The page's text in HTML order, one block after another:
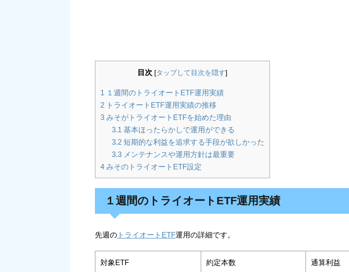
目次 [タップして目次を隠す]
1 １週間のトライオートETF運用実績
2 トライオートETF運用実績の推移
3 みそがトライオートETFを始めた理由
3.1 基本ほったらかしで運用ができる
3.2短期的な利益を追求する手段が欲しかった
3.3メンテナンスや運用方針は最重要
4 みそのトライオートETF設定
１週間のトライオートETF運用実績
先週の トライオートETF運用の詳細です。
対象ETF 約定本数 通算利益